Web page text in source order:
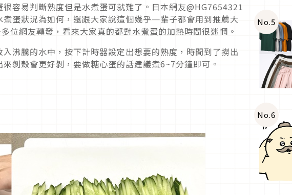
容易判斷熟度但是水煮蛋可就難了。日本網友@HG7654321
蛋狀況為如何，還跟大家說這個幾乎一輩子都會用到推薦大
位網友轉發，看來大家真的都對水煮蛋的加熱時間很迷惘。
沸騰的水中，按下計時器設定出想要的熟度，時間到了撈出
剝殼會更好剝，要做糖心蛋的話建議煮6~7分鐘即可。
No.5
No.6